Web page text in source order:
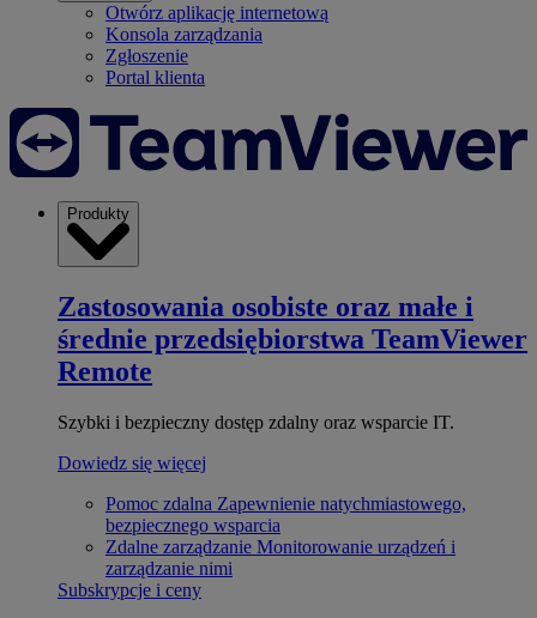
Otwórz aplikację internetową
Konsola zarządzania
Zgłoszenie
Portal klienta
Produkty
Zastosowania osobiste oraz małe i
średnie przedsiębiorstwa TeamViewer
Remote
Szybki i bezpieczny dostęp zdalny oraz wsparcie IT.
Dowiedz się więcej
Pomoc zdalna Zapewnienie natychmiastowego,
bezpiecznego wsparcia
Zdalne zarządzanie Monitorowanie urządzeń i
zarządzanie nimi
Subskrypcje i ceny